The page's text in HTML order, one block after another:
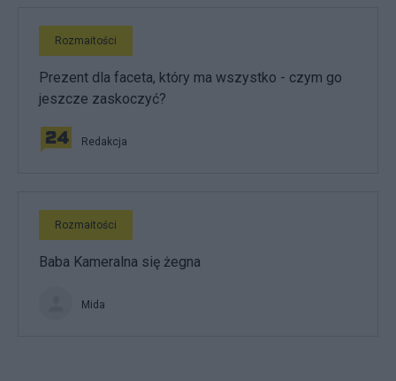
Rozmaitości
Prezent dla faceta, który ma wszystko - czym go
jeszcze zaskoczyć?
Redakcja
Rozmaitości
Baba Kameralna się żegna
Mida